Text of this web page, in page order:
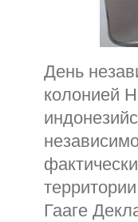
День
колонией
Гааге